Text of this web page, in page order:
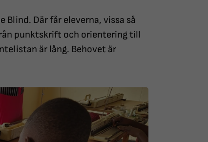
Blind. Där får eleverna, vissa så
punktskrift och orientering till
är lång. Behovet är